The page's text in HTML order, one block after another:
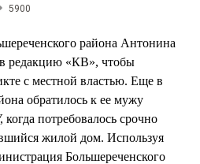
5900
района Антонина
«КВ», чтобы
с местной властью. Еще в
обратилось к ее мужу
потребовалось срочно
жилой дом. Используя
Большереченского